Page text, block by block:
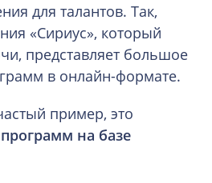
для талантов. Так,
«Сириус», который
представляет большое
в онлайн-формате.
пример, это
на базе